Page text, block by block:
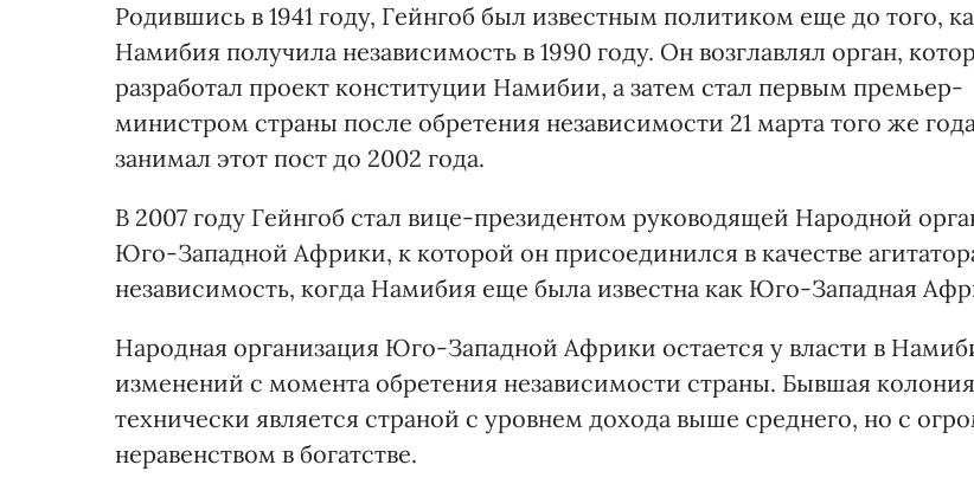
Родившись в 1941 году, Гейнгоб был известным политиком еще до того,
Намибия получила независимость в 1990 году. Он возглавлял орган,
разработал проект конституции Намибии, а затем стал первым премьер-
министром страны после обретения независимости 21 марта того же
занимал этот пост до 2002 года.
В 2007 году Гейнгоб стал вице-президентом руководящей Народной
Юго-Западной Африки, к которой он присоединился в качестве
независимость, когда Намибия еще была известна как Юго-Западная
Народная организация Юго-Западной Африки остается у власти в
изменений с момента обретения независимости страны. Бывшая колония
технически является страной с уровнем дохода выше среднего, но с
неравенством в богатстве.